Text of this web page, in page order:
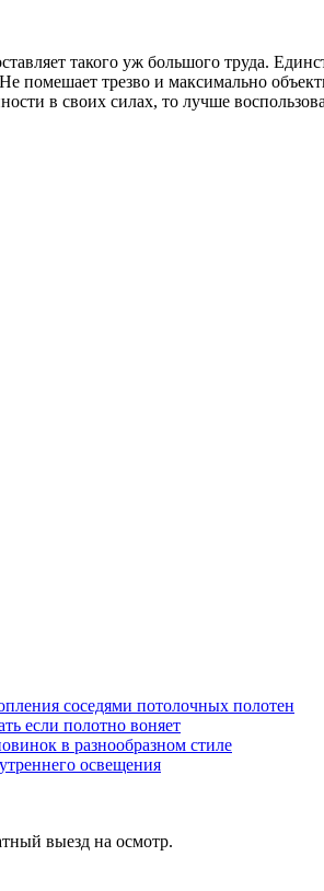
такого уж большого труда.
помешает трезво и максимально
в своих силах, то лучше
соседями потолочных полотен
если полотно воняет
в разнообразном стиле
освещения
выезд на осмотр.